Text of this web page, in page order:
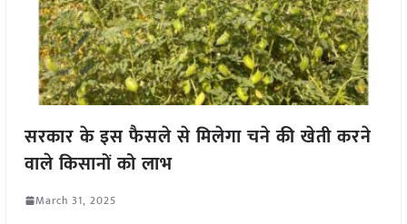
सरकार के इस फैसले से मिलेगा चने की खेती करने
वाले किसानों को लाभ
March 31, 2025